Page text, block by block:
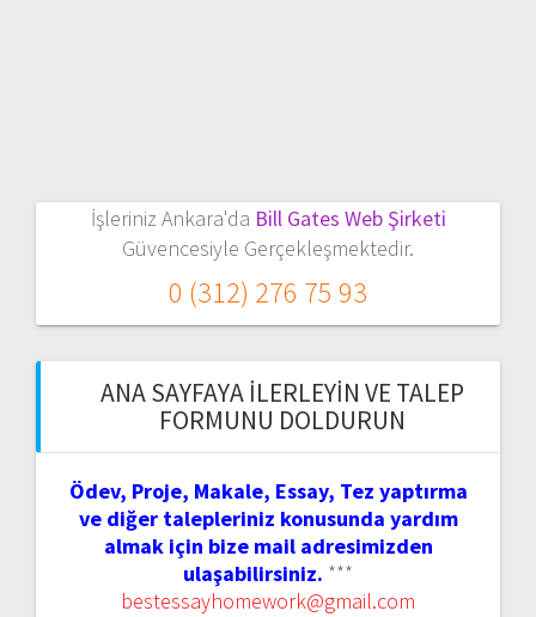
İşleriniz Ankara'da Bill Gates Web Şirketi
Güvencesiyle Gerçekleşmektedir.
0 (312) 276 75 93
ANA SAYFAYA İLERLEYIN VE TALEP
FORMUNU DOLDURUN
Ödev, Proje, Makale, Essay, Tez yaptırma
ve diğer talepleriniz konusunda yardım
almak için bize mail adresimizden
ulaşabilirsiniz. ***
bestessayhomework@gmail.com